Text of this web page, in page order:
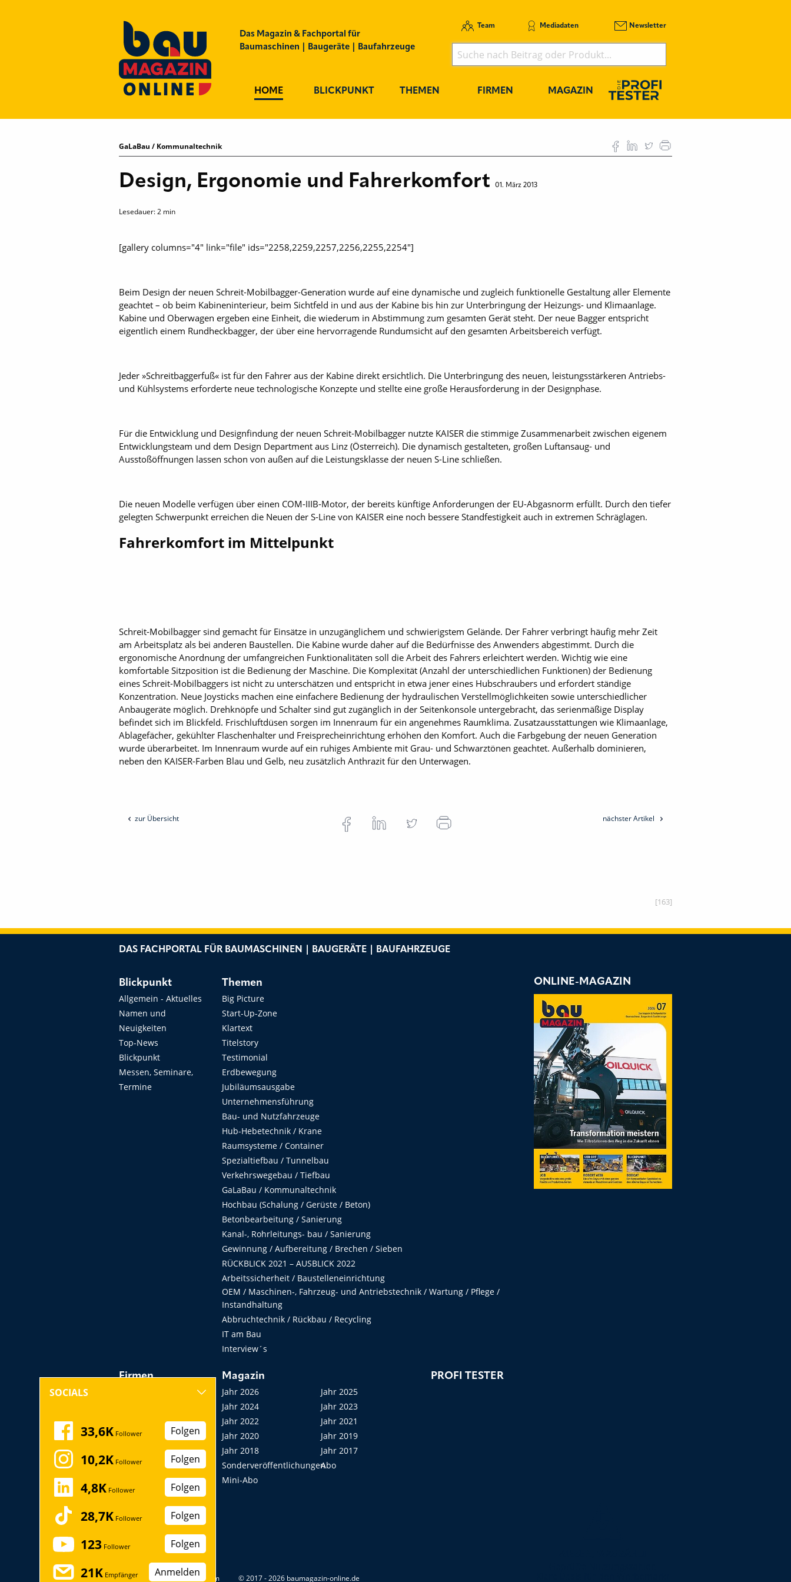
Das Magazin & Fachportal für
Baumaschinen | Baugeräte | Baufahrzeuge
Team Mediadaten Newsletter
HOME BLICKPUNKT THEMEN FIRMEN MAGAZIN
GaLaBau / Kommunaltechnik
Design, Ergonomie und Fahrerkomfort 01. März 2013
Lesedauer:2 min
[gallery columns="4" link="file" ids="2258,2259,2257,2256,2255,2254"]
Beim Design der neuen Schreit-Mobilbagger-Generation wurde auf eine dynamische und zugleich funktionelle Gestaltung aller Elemente
geachtet – ob beim Kabineninterieur, beim Sichtfeld in und aus der Kabine bis hin zur Unterbringung der Heizungs- und Klimaanlage.
Kabine und Oberwagen ergeben eine Einheit, die wiederum in Abstimmung zum gesamten Gerät steht. Der neue Bagger entspricht
eigentlich einem Rundheckbagger, der über eine hervorragende Rundumsicht auf den gesamten Arbeitsbereich verfügt.
Jeder »Schreitbaggerfuß« ist für den Fahrer aus der Kabine direkt ersichtlich. Die Unterbringung des neuen, leistungsstärkeren Antriebs-
und Kühlsystems erforderte neue technologische Konzepte und stellte eine große Herausforderung in der Designphase.
Für die Entwicklung und Designfindung der neuen Schreit-Mobilbagger nutzte KAISER die stimmige Zusammenarbeit zwischen eigenem
Entwicklungsteam und dem Design Department aus Linz (Österreich). Die dynamisch gestalteten, großen Luftansaug- und
Ausstoßöffnungen lassen schon von außen auf die Leistungsklasse der neuen S-­Line schließen.
Die neuen Modelle verfügen über einen COM-IIIB-Motor, der bereits künftige Anforderungen der EU-Abgasnorm erfüllt. Durch den tiefer
gelegten Schwerpunkt erreichen die Neuen der S-Line von KAISER eine noch bessere Standfestigkeit auch in extremen Schräglagen.
Fahrerkomfort im Mittelpunkt
Schreit-Mobilbagger sind gemacht für Einsätze in unzugänglichem und schwierigstem Gelände. Der Fahrer verbringt häufig mehr Zeit
am Arbeitsplatz als bei anderen Baustellen. Die Kabine wurde daher auf die Bedürfnisse des Anwenders abgestimmt. Durch die
ergonomische Anordnung der umfangreichen Funktionalitäten soll die Arbeit des Fahrers erleichtert werden. Wichtig wie eine
komfortable Sitzposition ist die Bedienung der Maschine. Die Komplexität (Anzahl der unterschiedlichen Funktionen) der Bedienung
eines Schreit-Mobilbaggers ist nicht zu unterschätzen und entspricht in etwa jener eines Hubschraubers und erfordert ständige
Konzentration. Neue Joysticks machen eine einfachere Bedienung der hydraulischen Verstellmöglichkeiten sowie unterschiedlicher
Anbaugeräte möglich. Drehknöpfe und Schalter sind gut zugänglich in der Seitenkonsole untergebracht, das serienmäßige Display
befindet sich im Blickfeld. Frischluftdüsen sorgen im Innenraum für ein angenehmes Raumklima. Zusatzausstattungen wie Klimaanlage,
Ablagefächer, gekühlter Flaschenhalter und Freisprecheinrichtung erhöhen den Komfort. Auch die Farbgebung der neuen Generation
wurde überarbeitet. Im Innenraum wurde auf ein ruhiges Ambiente mit Grau- und Schwarztönen geachtet. Außerhalb dominieren,
neben den KAISER-Farben Blau und Gelb, neu zusätzlich Anthrazit für den Unterwagen.
zur Übersicht nächster Artikel
[163]
DAS FACHPORTAL FÜR BAUMASCHINEN | BAUGERÄTE | BAUFAHRZEUGE
Blickpunkt
Allgemein - Aktuelles
Namen und
Neuigkeiten
Top-News
Blickpunkt
Messen, Seminare,
Termine
Themen
Big Picture
Start-Up-Zone
Klartext
Titelstory
Testimonial
Erdbewegung
Jubiläumsausgabe
Unternehmensführung
Bau- und Nutzfahrzeuge
Hub-Hebetechnik / Krane
Raumsysteme / Container
Spezialtiefbau / Tunnelbau
Verkehrswegebau / Tiefbau
GaLaBau / Kommunaltechnik
Hochbau (Schalung / Gerüste / Beton)
Betonbearbeitung / Sanierung
Kanal-, Rohrleitungs- bau / Sanierung
Gewinnung / Aufbereitung / Brechen / Sieben
RÜCKBLICK 2021 – AUSBLICK 2022
Arbeitssicherheit / Baustelleneinrichtung
OEM / Maschinen-, Fahrzeug- und Antriebstechnik / Wartung / Pflege /
Instandhaltung
Abbruchtechnik / Rückbau / Recycling
IT am Bau
Interview´s
Firmen
Messen, Seminare,
Kongresse
Startup
Magazin
Jahr 2026
Jahr 2025
Jahr 2024
Jahr 2023
Jahr 2022
Jahr 2021
Jahr 2020
Jahr 2019
Jahr 2018
Jahr 2017
SonderveröffentlichungenAbo
Mini-Abo
PROFI TESTER
ONLINE-MAGAZIN
Datenschutz Impressum © 2017 - 2026 baumagazin-online.de
SOCIALS
33,6K Follower Folgen
10,2K Follower Folgen
4,8K Follower Folgen
28,7K Follower Folgen
123 Follower Folgen
21K Empfänger Anmelden